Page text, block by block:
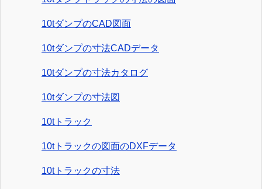
10tダンプのCAD図面
10tダンプの寸法CADデータ
10tダンプの寸法カタログ
10tダンプの寸法図
10tトラック
10tトラックの図面のDXFデータ
10tトラックの寸法